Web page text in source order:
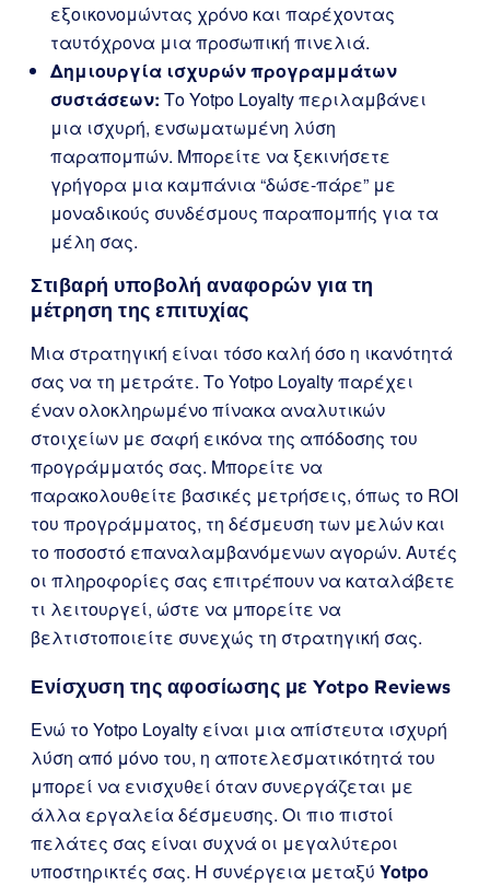
εξοικονομώντας χρόνο και παρέχοντας
ταυτόχρονα μια προσωπική πινελιά.
Δημιουργία ισχυρών προγραμμάτων
συστάσεων: Το Yotpo Loyalty περιλαμβάνει
μια ισχυρή, ενσωματωμένη λύση
παραπομπών. Μπορείτε να ξεκινήσετε
γρήγορα μια καμπάνια “δώσε-πάρε” με
μοναδικούς συνδέσμους παραπομπής για τα
μέλη σας.
Στιβαρή υποβολή αναφορών για τη
μέτρηση της επιτυχίας
Μια στρατηγική είναι τόσο καλή όσο η ικανότητά
σας να τη μετράτε. Το Yotpo Loyalty παρέχει
έναν ολοκληρωμένο πίνακα αναλυτικών
στοιχείων με σαφή εικόνα της απόδοσης του
προγράμματός σας. Μπορείτε να
παρακολουθείτε βασικές μετρήσεις, όπως το ROI
του προγράμματος, τη δέσμευση των μελών και
το ποσοστό επαναλαμβανόμενων αγορών. Αυτές
οι πληροφορίες σας επιτρέπουν να καταλάβετε
τι λειτουργεί, ώστε να μπορείτε να
βελτιστοποιείτε συνεχώς τη στρατηγική σας.
Ενίσχυση της αφοσίωσης με Yotpo Reviews
Ενώ το Yotpo Loyalty είναι μια απίστευτα ισχυρή
λύση από μόνο του, η αποτελεσματικότητά του
μπορεί να ενισχυθεί όταν συνεργάζεται με
άλλα εργαλεία δέσμευσης. Οι πιο πιστοί
πελάτες σας είναι συχνά οι μεγαλύτεροι
υποστηρικτές σας. Η συνέργεια μεταξύ Yotpo